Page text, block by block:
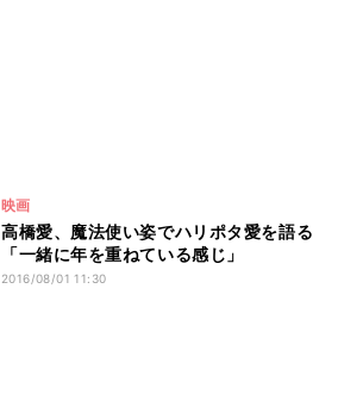
映画
高橋愛、魔法使い姿でハリポタ愛を語る
「一緒に年を重ねている感じ」
2016/08/01 11:30